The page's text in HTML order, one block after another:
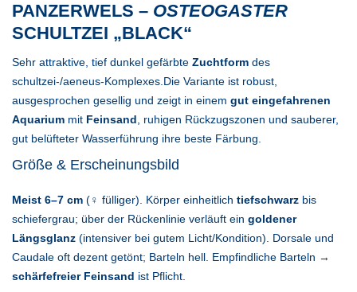
PANZERWELS – OSTEOGASTER
SCHULTZEI „BLACK“
Sehr attraktive, tief dunkel gefärbte Zuchtform des
schultzei-/aeneus-Komplexes.Die Variante ist robust,
ausgesprochen gesellig und zeigt in einem gut eingefahrenen
Aquarium mit Feinsand, ruhigen Rückzugszonen und sauberer,
gut belüfteter Wasserführung ihre beste Färbung.
Größe & Erscheinungsbild
Meist 6–7 cm (♀ fülliger). Körper einheitlich tiefschwarz bis
schiefergrau; über der Rückenlinie verläuft ein goldener
Längsglanz (intensiver bei gutem Licht/Kondition). Dorsale und
Caudale oft dezent getönt; Barteln hell. Empfindliche Barteln →
schärfefreier Feinsand ist Pflicht.